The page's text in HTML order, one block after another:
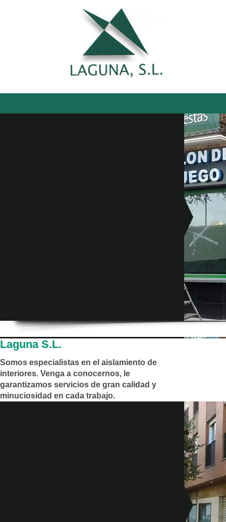
Laguna S.L.
Somos especialistas en el aislamiento de
interiores. Venga a conocernos, le
garantizamos servicios de gran calidad y
minuciosidad en cada trabajo.